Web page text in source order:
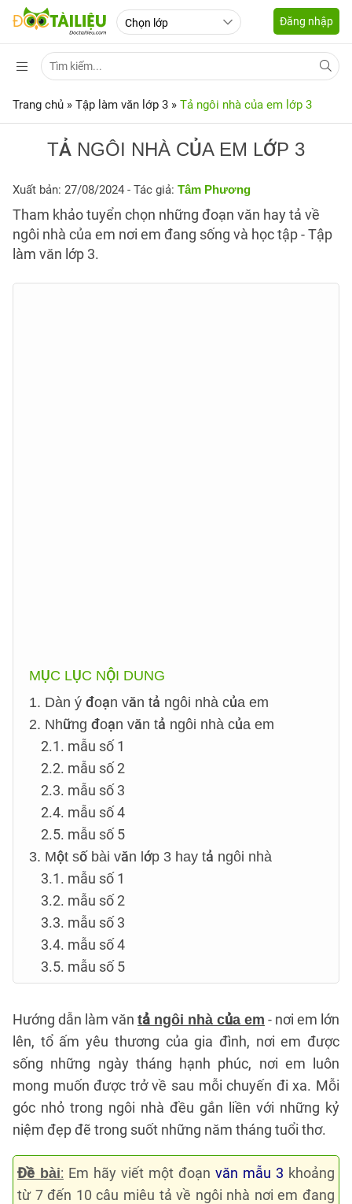
Đăng nhập
Trang chủ » Tập làm văn lớp 3 » Tả ngôi nhà của em lớp 3
TẢ NGÔI NHÀ CỦA EM LỚP 3
Xuất bản: 27/08/2024 - Tác giả: Tâm Phương
Tham khảo tuyển chọn những đoạn văn hay tả về
ngôi nhà của em nơi em đang sống và học tập - Tập
làm văn lớp 3.
MỤC LỤC NỘI DUNG
1. Dàn ý đoạn văn tả ngôi nhà của em
2. Những đoạn văn tả ngôi nhà của em
2.1. mẫu số 1
2.2. mẫu số 2
2.3. mẫu số 3
2.4. mẫu số 4
2.5. mẫu số 5
3. Một số bài văn lớp 3 hay tả ngôi nhà
3.1. mẫu số 1
3.2. mẫu số 2
3.3. mẫu số 3
3.4. mẫu số 4
3.5. mẫu số 5
Hướng dẫn làm văn tả ngôi nhà của em - nơi em lớn
lên, tổ ấm yêu thương của gia đình, nơi em được
sống những ngày tháng hạnh phúc, nơi em luôn
mong muốn được trở về sau mỗi chuyến đi xa. Mỗi
góc nhỏ trong ngôi nhà đều gắn liền với những kỷ
niệm đẹp đẽ trong suốt những năm tháng tuổi thơ.
Đề bài: Em hãy viết một đoạn văn mẫu 3 khoảng
từ 7 đến 10 câu miêu tả về ngôi nhà nơi em đang